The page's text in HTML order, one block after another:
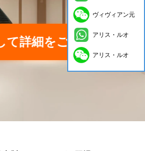
ヴィヴィアン元
アリス・ルオ
アリス・ルオ